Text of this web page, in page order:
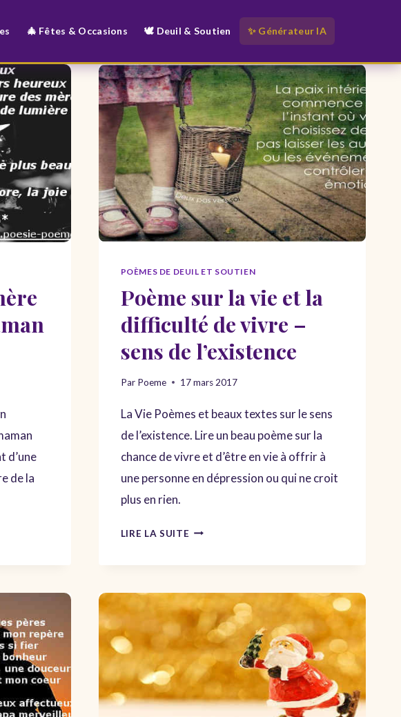
🎄 Fêtes & Occasions 🕊️ Deuil & Soutien ✨ Générateur IA
d’une
de la
POÈMES DE DEUIL ET SOUTIEN
Poème sur la vie et la
difficulté de vivre –
sens de l’existence
Par Poeme 17 mars 2017
La Vie Poèmes et beaux textes sur le sens
de l’existence. Lire un beau poème sur la
chance de vivre et d’être en vie à offrir à
une personne en dépression ou qui ne croit
plus en rien.
LIRE LA SUITE POÈME
ET
LA
DIFFICULTÉ
DE
VIVRE
–
SENS